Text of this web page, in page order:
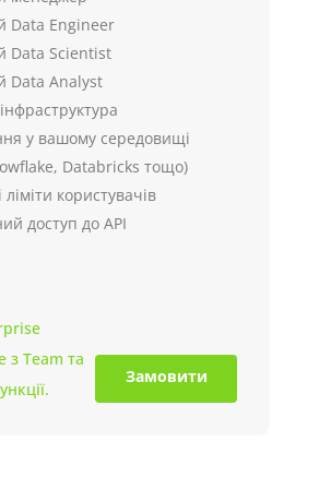
Data Engineer
Data Scientist
Data Analyst
у вашому середовищі
Databricks тощо)
користувачів
доступ до API
з Team та
Замовити